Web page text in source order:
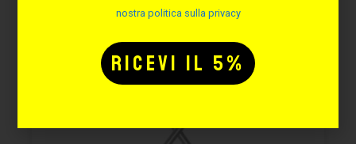
nostra politica sulla privacy